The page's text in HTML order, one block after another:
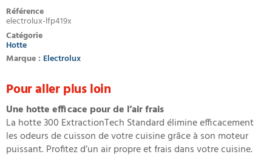
Référence
electrolux-lfp419x
Catégorie
Hotte
Marque : Electrolux
Pour aller plus loin
Une hotte efficace pour de l’air frais
La hotte 300 ExtractionTech Standard élimine efficacement
les odeurs de cuisson de votre cuisine grâce à son moteur
puissant. Profitez d’un air propre et frais dans votre cuisine.